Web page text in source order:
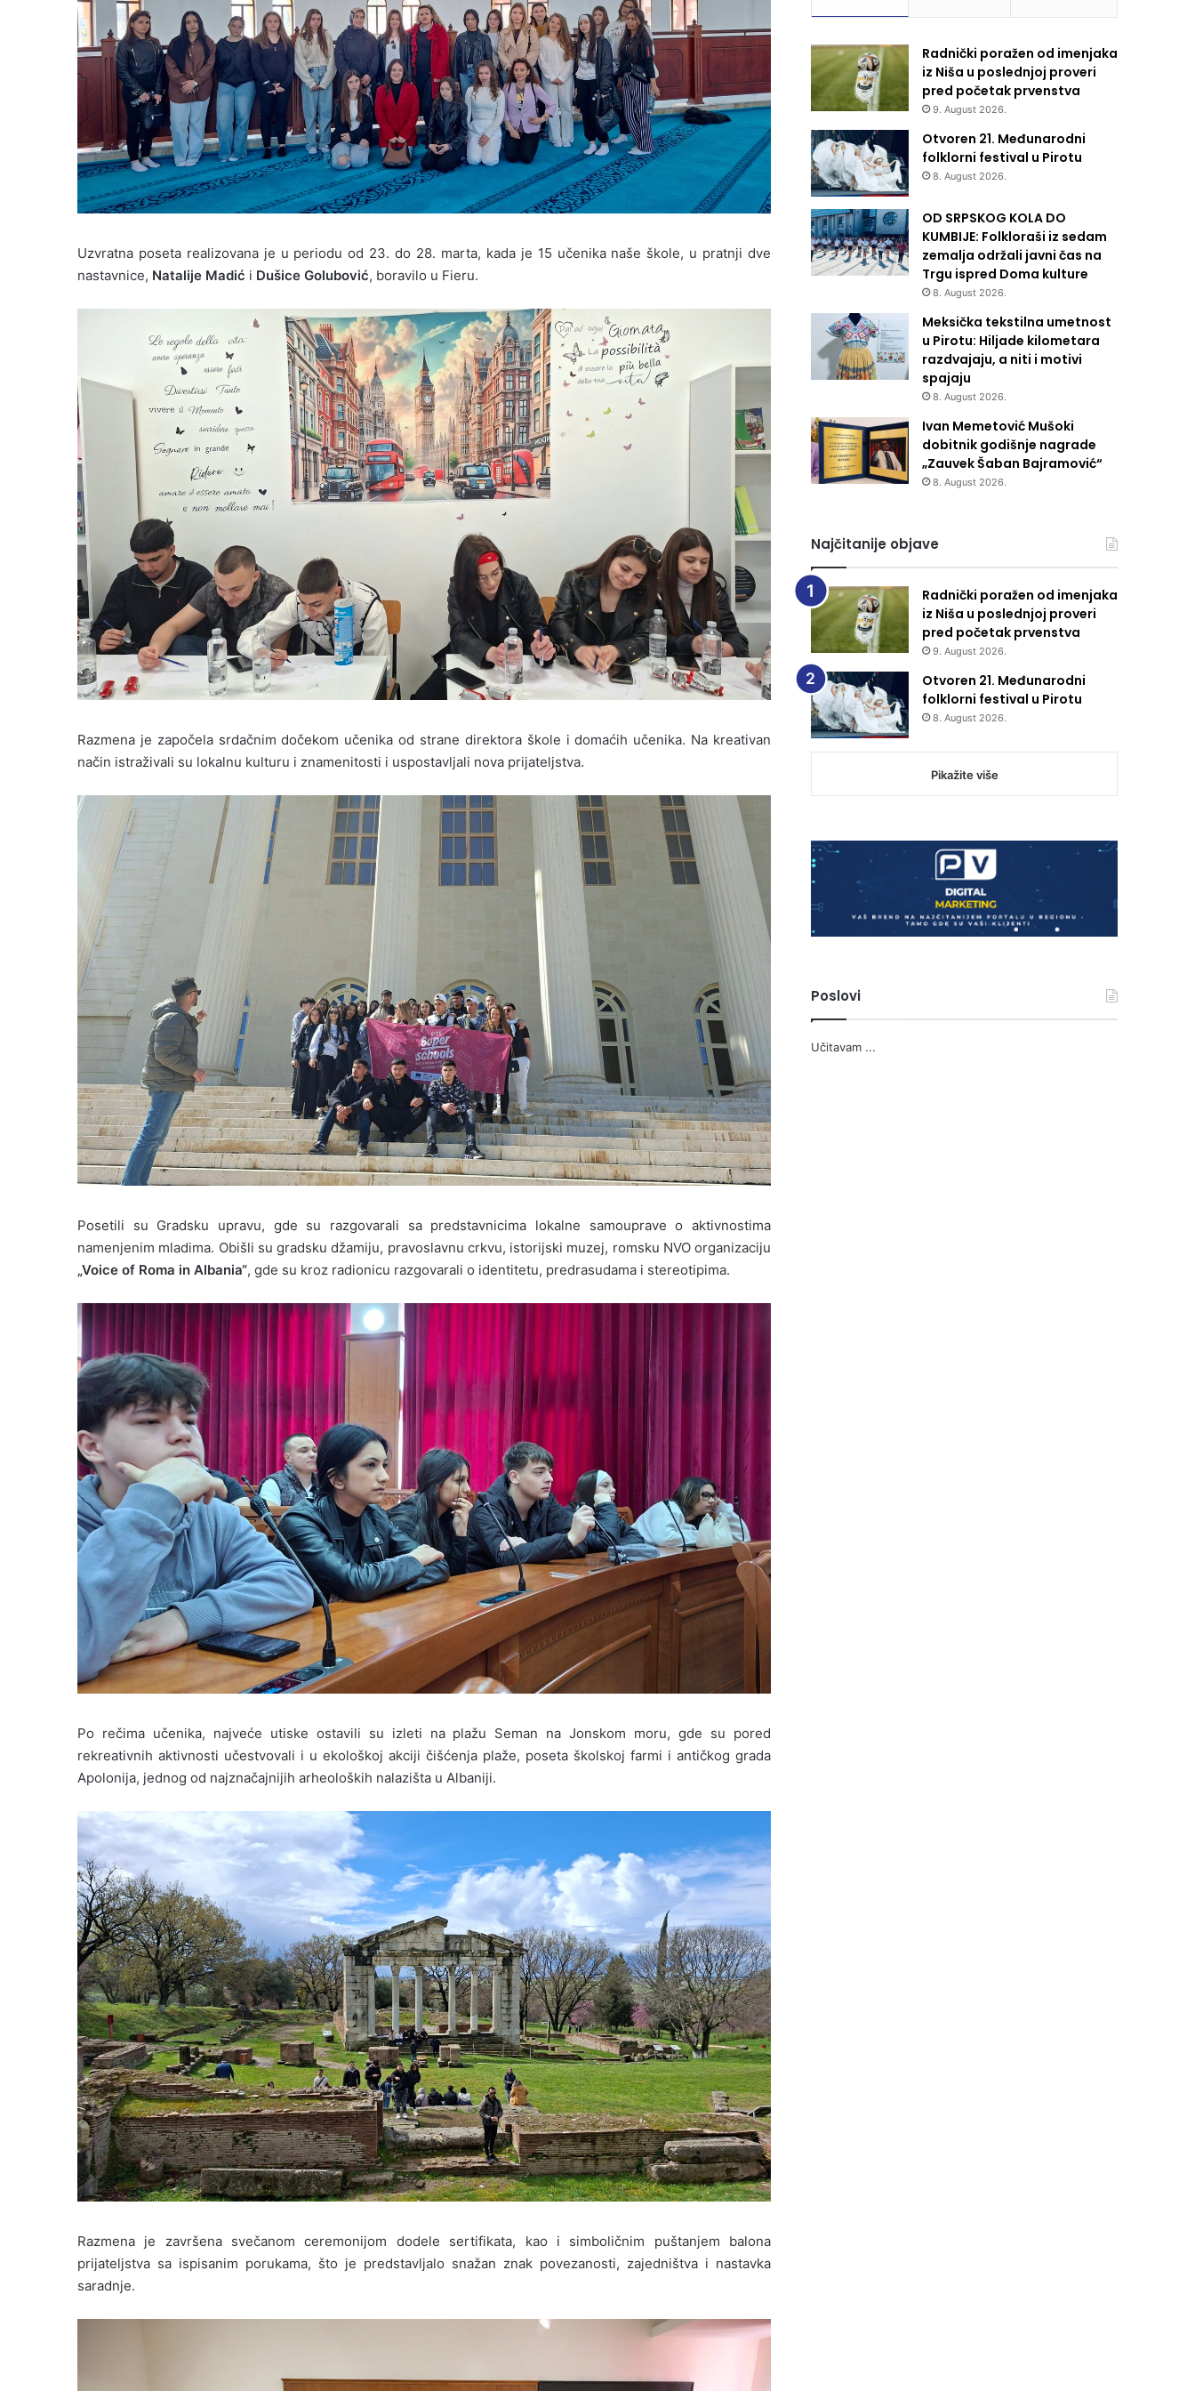
Uzvratna poseta realizovana je u periodu od 23. do 28. marta, kada je 15 učenika naše škole, u pratnji dve
nastavnice, Natalije Madić i Dušice Golubović, boravilo u Fieru.
Razmena je započela srdačnim dočekom učenika od strane direktora škole i domaćih učenika. Na kreativan
način istraživali su lokalnu kulturu i znamenitosti i uspostavljali nova prijateljstva.
Posetili su Gradsku upravu, gde su razgovarali sa predstavnicima lokalne samouprave o aktivnostima
namenjenim mladima. Obišli su gradsku džamiju, pravoslavnu crkvu, istorijski muzej, romsku NVO organizaciju
„Voice of Roma in Albania“, gde su kroz radionicu razgovarali o identitetu, predrasudama i stereotipima.
Po rečima učenika, najveće utiske ostavili su izleti na plažu Seman na Jonskom moru, gde su pored
rekreativnih aktivnosti učestvovali i u ekološkoj akciji čišćenja plaže, poseta školskoj farmi i antičkog grada
Apolonija, jednog od najznačajnijih arheoloških nalazišta u Albaniji.
Razmena je završena svečanom ceremonijom dodele sertifikata, kao i simboličnim puštanjem balona
prijateljstva sa ispisanim porukama, što je predstavljalo snažan znak povezanosti, zajedništva i nastavka
saradnje.
Radnički poražen od imenjaka
iz Niša u poslednjoj proveri
pred početak prvenstva
9. August 2026.
Otvoren 21. Međunarodni
folklorni festival u Pirotu
8. August 2026.
OD SRPSKOG KOLA DO
KUMBIJE: Folkloraši iz sedam
zemalja održali javni čas na
Trgu ispred Doma kulture
8. August 2026.
Meksička tekstilna umetnost
u Pirotu: Hiljade kilometara
razdvajaju, a niti i motivi
spajaju
8. August 2026.
Ivan Memetović Mušoki
dobitnik godišnje nagrade
„Zauvek Šaban Bajramović“
8. August 2026.
Najčitanije objave
Radnički poražen od imenjaka
iz Niša u poslednjoj proveri
pred početak prvenstva
9. August 2026.
Otvoren 21. Međunarodni
folklorni festival u Pirotu
8. August 2026.
Pikažite više
Poslovi
Učitavam ...